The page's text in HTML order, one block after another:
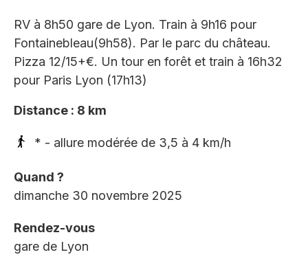
RV à 8h50 gare de Lyon. Train à 9h16 pour
Fontainebleau(9h58). Par le parc du château.
Pizza 12/15+€. Un tour en forêt et train à 16h32
pour Paris Lyon (17h13)
Distance : 8 km
* - allure modérée de 3,5 à 4 km/h
Quand ?
dimanche 30 novembre 2025
Rendez-vous
gare de Lyon